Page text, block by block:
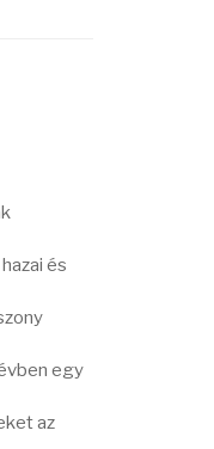
és
egy
az